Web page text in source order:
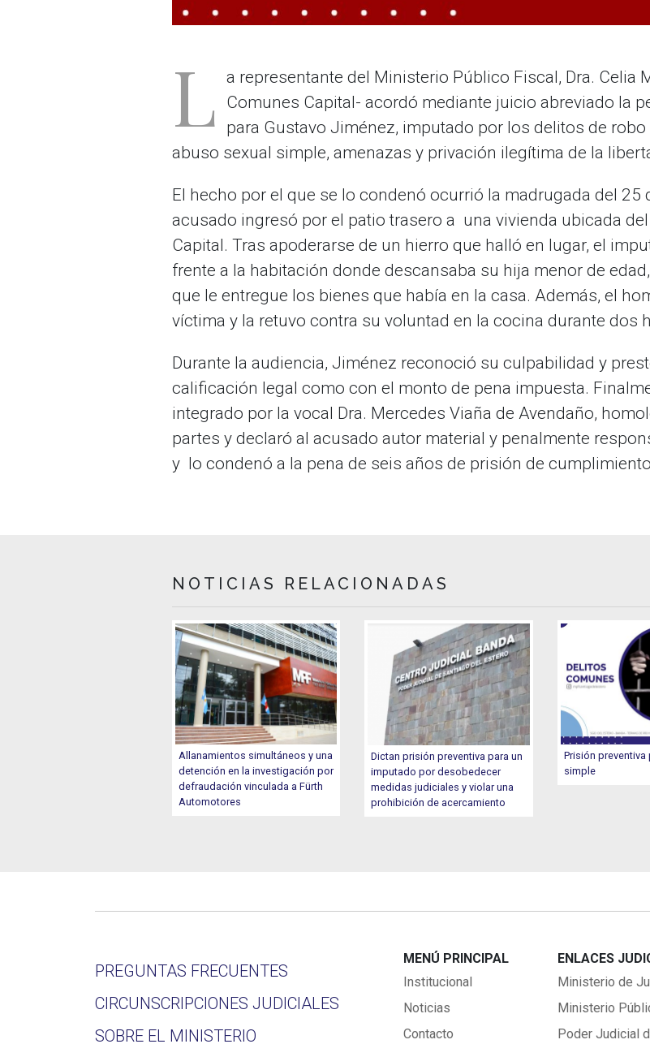
L a representante del Ministerio Público Fiscal, Dra. Celia
Comunes Capital- acordó mediante juicio abreviado la
para Gustavo Jiménez, imputado por los delitos de
abuso sexual simple, amenazas y privación ilegítima de la
El hecho por el que se lo condenó ocurrió la madrugada del 25
acusado ingresó por el patio trasero a una vivienda ubicada
Capital. Tras apoderarse de un hierro que halló en lugar, el
frente a la habitación donde descansaba su hija menor de edad
que le entregue los bienes que había en la casa. Además, el
víctima y la retuvo contra su voluntad en la cocina durante dos
Durante la audiencia, Jiménez reconoció su culpabilidad y
calificación legal como con el monto de pena impuesta.
integrado por la vocal Dra. Mercedes Viaña de Avendaño,
partes y declaró al acusado autor material y penalmente
y lo condenó a la pena de seis años de prisión de
NOTICIAS RELACIONADAS
Allanamientos simultáneos y una
detención en la investigación por
defraudación vinculada a Fürth
Automotores
Dictan prisión preventiva para un
imputado por desobedecer
medidas judiciales y violar una
prohibición de acercamiento
Prisión
simple
PREGUNTAS FRECUENTES
CIRCUNSCRIPCIONES JUDICIALES
SOBRE EL MINISTERIO
MENÚ PRINCIPAL
Institucional
Noticias
Contacto
ENLACES
Ministerio de
Ministerio
Poder Judicial